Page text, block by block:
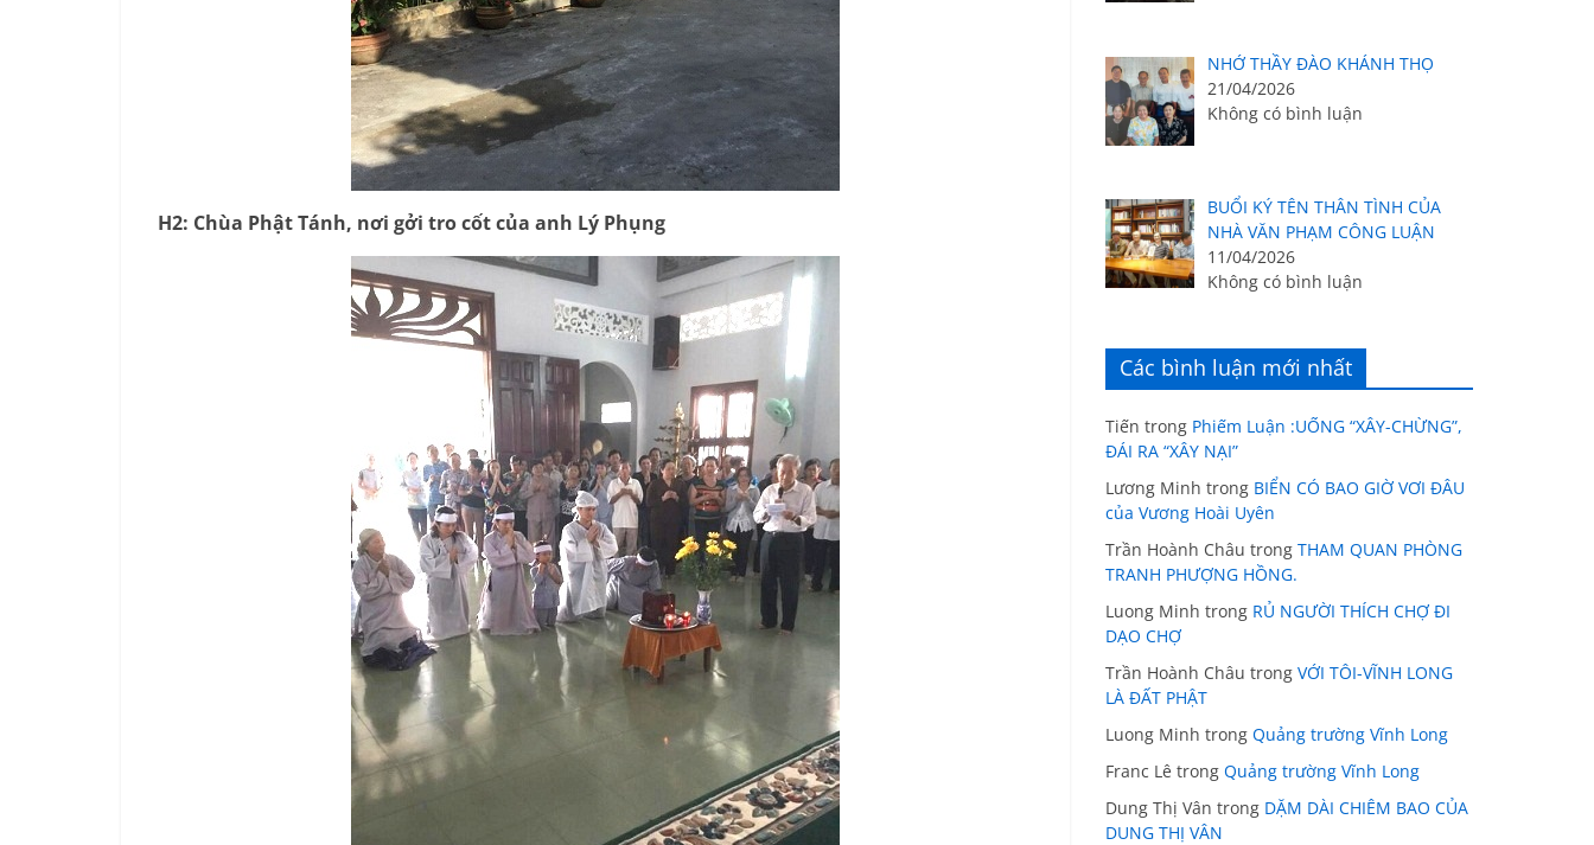
H2: Chùa Phật Tánh, nơi gởi tro cốt của anh Lý Phụng
NHỚ THẦY ĐÀO KHÁNH THỌ
21/04/2026
Không có bình luận
BUỔI KÝ TÊN THÂN TÌNH CỦA
NHÀ VĂN PHẠM CÔNG LUẬN
11/04/2026
Không có bình luận
Các bình luận mới nhất
Tiến trong Phiếm Luận :UỐNG “XÂY-CHỪNG”,
ĐÁI RA “XÂY NẠI”
Lương Minh trong BIỂN CÓ BAO GIỜ VƠI ĐÂU
của Vương Hoài Uyên
Trần Hoành Châu trong THAM QUAN PHÒNG
TRANH PHƯỢNG HỒNG.
Luong Minh trong RỦ NGƯỜI THÍCH CHỢ ĐI
DẠO CHỢ
Trần Hoành Châu trong VỚI TÔI-VĨNH LONG
LÀ ĐẤT PHẬT
Luong Minh trong Quảng trường Vĩnh Long
Franc Lê trong Quảng trường Vĩnh Long
Dung Thị Vân trong DẶM DÀI CHIÊM BAO CỦA
DUNG THỊ VÂN